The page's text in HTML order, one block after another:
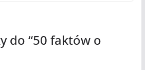
do “50 faktów o